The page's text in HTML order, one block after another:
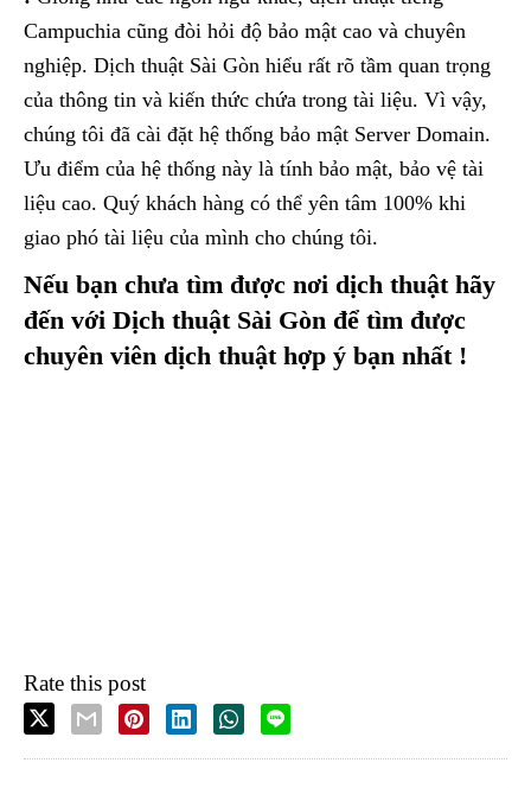
Campuchia cũng đòi hỏi độ bảo mật cao và chuyên
nghiệp. Dịch thuật Sài Gòn hiểu rất rõ tầm quan trọng
của thông tin và kiến thức chứa trong tài liệu. Vì vậy,
chúng tôi đã cài đặt hệ thống bảo mật Server Domain.
Ưu điểm của hệ thống này là tính bảo mật, bảo vệ tài
liệu cao. Quý khách hàng có thể yên tâm 100% khi
giao phó tài liệu của mình cho chúng tôi.
Nếu bạn chưa tìm được nơi dịch thuật hãy
đến với Dịch thuật Sài Gòn để tìm được
chuyên viên dịch thuật hợp ý bạn nhất !
Rate this post